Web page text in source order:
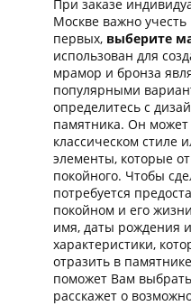
При заказе
Москве важно учесть
первых, выберите
использован для
мрамор и бронза
популярными
определитесь с
памятника. Он
классическом стиле
элементы, которые
покойного. Чтобы
потребуется
покойном и его
имя, даты рождения
характеристики,
отразить в
поможет Вам
расскажет о